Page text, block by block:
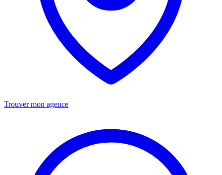
Trouver mon agence